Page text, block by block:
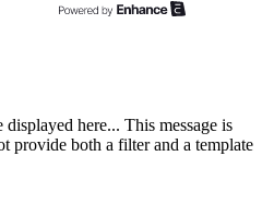
here... This message is
provide both a filter and a template